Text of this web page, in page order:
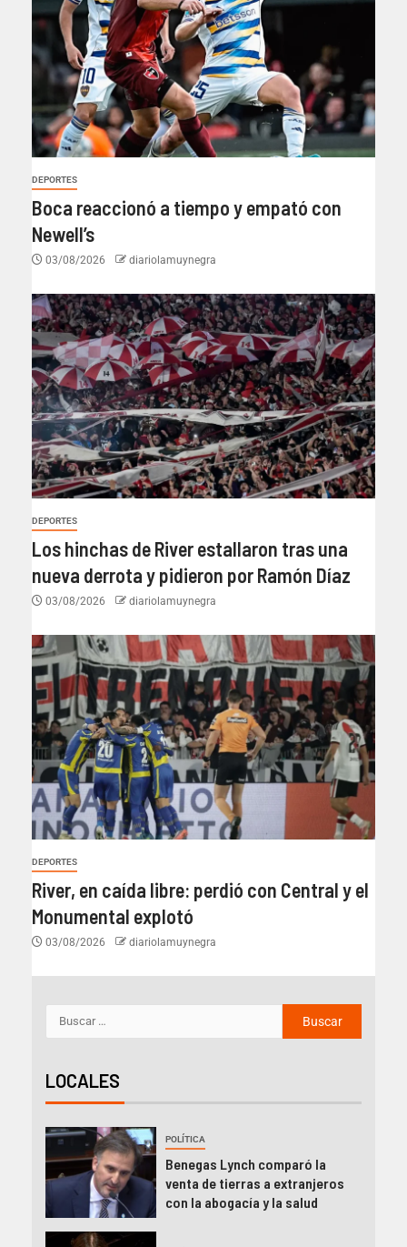
DEPORTES
Boca reaccionó a tiempo y empató con
Newell’s
03/08/2026 diariolamuynegra
DEPORTES
Los hinchas de River estallaron tras una
nueva derrota y pidieron por Ramón Díaz
03/08/2026 diariolamuynegra
DEPORTES
River, en caída libre: perdió con Central y el
Monumental explotó
03/08/2026 diariolamuynegra
LOCALES
POLÍTICA
Benegas Lynch comparó la
venta de tierras a extranjeros
con la abogacía y la salud